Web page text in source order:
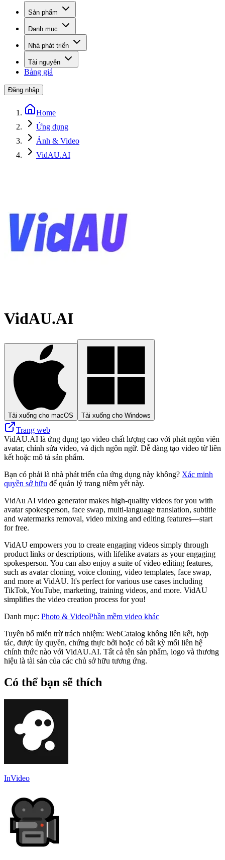
Sản phẩm
Danh mục
Nhà phát triển
Tài nguyên
Bảng giá
Đăng nhập
Home
Ứng dụng
Ảnh & Video
VidAU.AI
VidAU.AI
Tải xuống cho macOS Tải xuống cho Windows
Trang web
VidAU.AI là ứng dụng tạo video chất lượng cao với phát ngôn viên
avatar, chỉnh sửa video, và dịch ngôn ngữ. Dễ dàng tạo video từ liên
kết hoặc mô tả sản phẩm.
Bạn có phải là nhà phát triển của ứng dụng này không? Xác minh
quyền sở hữu để quản lý trang niêm yết này.
VidAu AI video generator makes high-quality videos for you with
avatar spokesperson, face swap, multi-language translation, subtitle
and watermarks removal, video mixing and editing features—start
for free.
VidAU empowers you to create engaging videos simply through
product links or descriptions, with lifelike avatars as your engaging
spokesperson. You can also enjoy a suite of video editing features,
such as avatar cloning, voice cloning, video templates, face swap,
and more at VidAU. It's perfect for various use cases including
TikTok, YouTube, marketing, training videos, and more. VidAU
simplifies the video creation process for you!
Danh mục: Photo & VideoPhần mềm video khác
Tuyên bố miễn trừ trách nhiệm: WebCatalog không liên kết, hợp
tác, được ủy quyền, chứng thực bởi hoặc có bất kỳ mối liên hệ
chính thức nào với VidAU.AI. Tất cả tên sản phẩm, logo và thương
hiệu là tài sản của các chủ sở hữu tương ứng.
Có thể bạn sẽ thích
InVideo